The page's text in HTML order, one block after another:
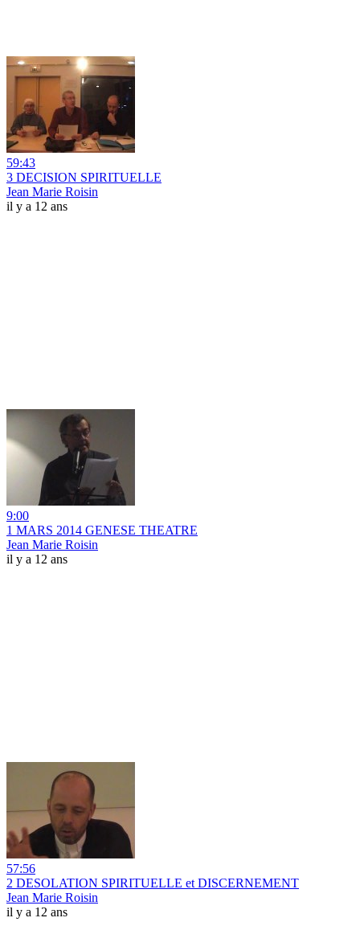
59:43
3 DECISION SPIRITUELLE
Jean Marie Roisin
il y a 12 ans
9:00
1 MARS 2014 GENESE THEATRE
Jean Marie Roisin
il y a 12 ans
57:56
2 DESOLATION SPIRITUELLE et DISCERNEMENT
Jean Marie Roisin
il y a 12 ans